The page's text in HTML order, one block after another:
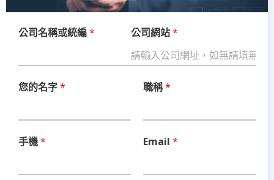
公司名稱或統編*
您的名字* 職稱*
手機* Email *
公司網站*